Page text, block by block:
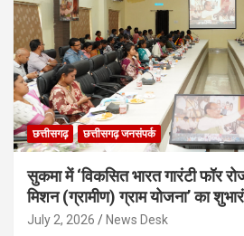
छत्तीसगढ़ छत्तीसगढ़ जनसंपर्क
सुकमा में ‘विकसित भारत गारंटी फॉर
मिशन (ग्रामीण) ग्राम योजना’ का
July 2, 2026 News Desk